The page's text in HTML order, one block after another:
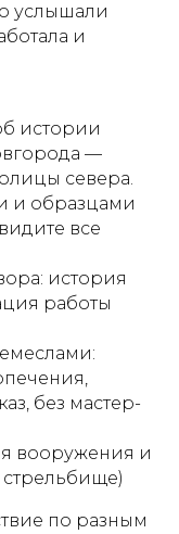
услышали
и
истории
—
севера.
и образцами
все
история
работы
без мастер-
вооружения и
по разным